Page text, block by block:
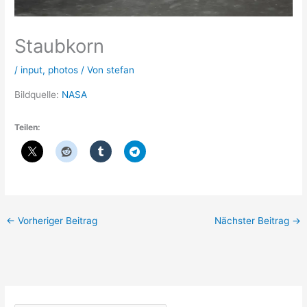
Staubkorn
/ input, photos / Vonstefan
Bildquelle: NASA
Teilen:
← Vorheriger Beitrag Nächster Beitrag →